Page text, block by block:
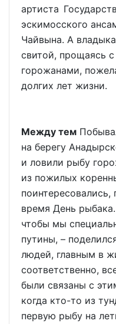
артиста
эскимосского
Чайвына. А
свитой, прощаясь
горожанами,
долгих лет жизни.
Между тем
на берегу
и ловили рыбу
из пожилых
время День
чтобы мы
путины, –
людей, главным в
соответственно,
были связаны с
когда кто-то из
первую рыбу на